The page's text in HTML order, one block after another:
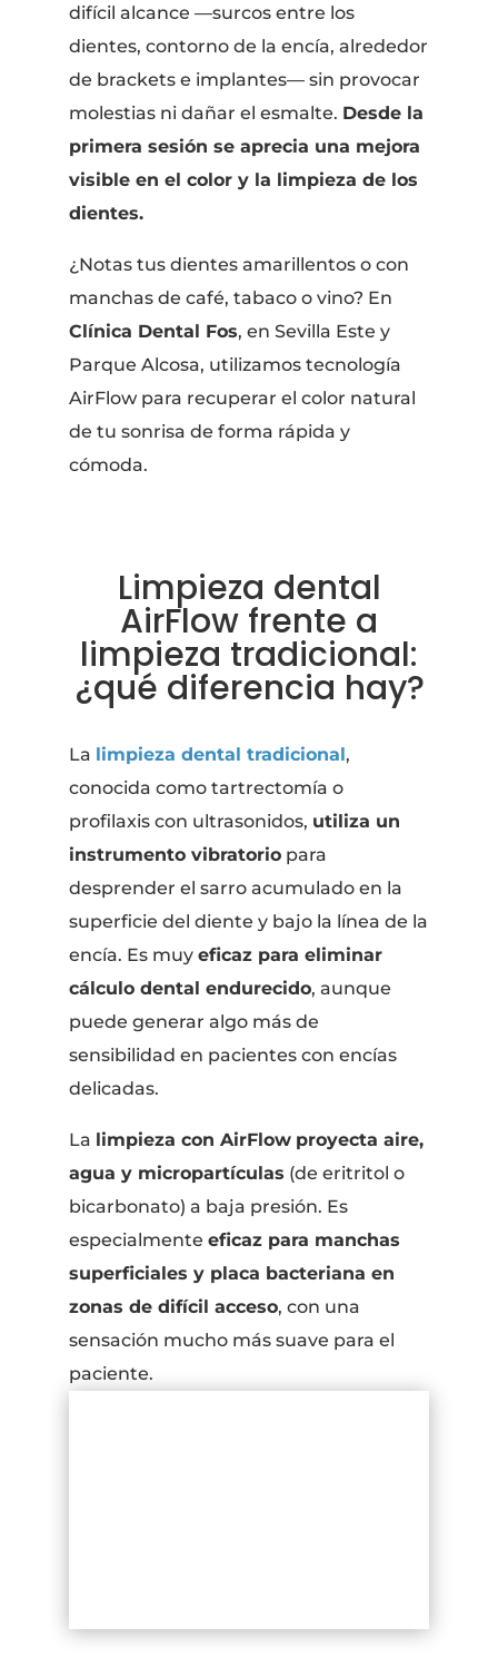
difícil alcance —surcos entre los
dientes, contorno de la encía, alrededor
de brackets e implantes— sin provocar
molestias ni dañar el esmalte. Desde la
primera sesión se aprecia una mejora
visible en el color y la limpieza de los
dientes.
¿Notas tus dientes amarillentos o con
manchas de café, tabaco o vino? En
Clínica Dental Fos, en Sevilla Este y
Parque Alcosa, utilizamos tecnología
AirFlow para recuperar el color natural
de tu sonrisa de forma rápida y
cómoda.
Limpieza dental
AirFlow frente a
limpieza tradicional:
¿qué diferencia hay?
La limpieza dental tradicional,
conocida como tartrectomía o
profilaxis con ultrasonidos, utiliza un
instrumento vibratorio para
desprender el sarro acumulado en la
superficie del diente y bajo la línea de la
encía. Es muyeficaz para eliminar
cálculo dental endurecido, aunque
puede generar algo más de
sensibilidad en pacientes con encías
delicadas.
La limpieza con AirFlow proyecta aire,
agua y micropartículas (de eritritol o
bicarbonato) a baja presión. Es
especialmenteeficaz para manchas
superficiales y placa bacteriana en
zonas de difícil acceso, con una
sensación mucho más suave para el
paciente.